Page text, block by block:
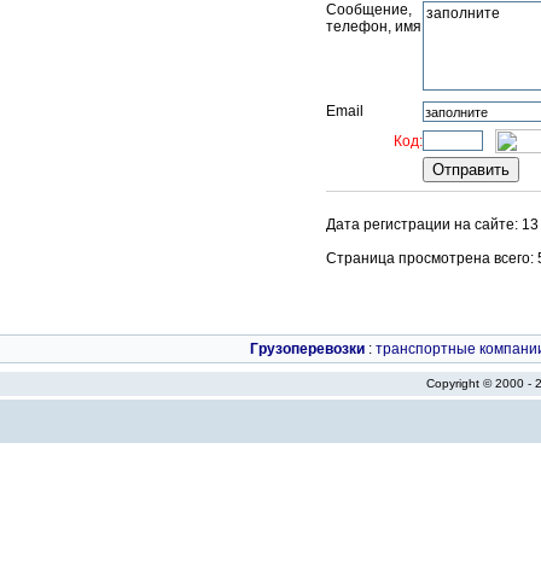
Сообщение,
телефон, имя
Email
Код:
Дата регистрации на сайте:
Страница просмотрена всего:
Грузоперевозки : транспортные
Copyright © 2000 -